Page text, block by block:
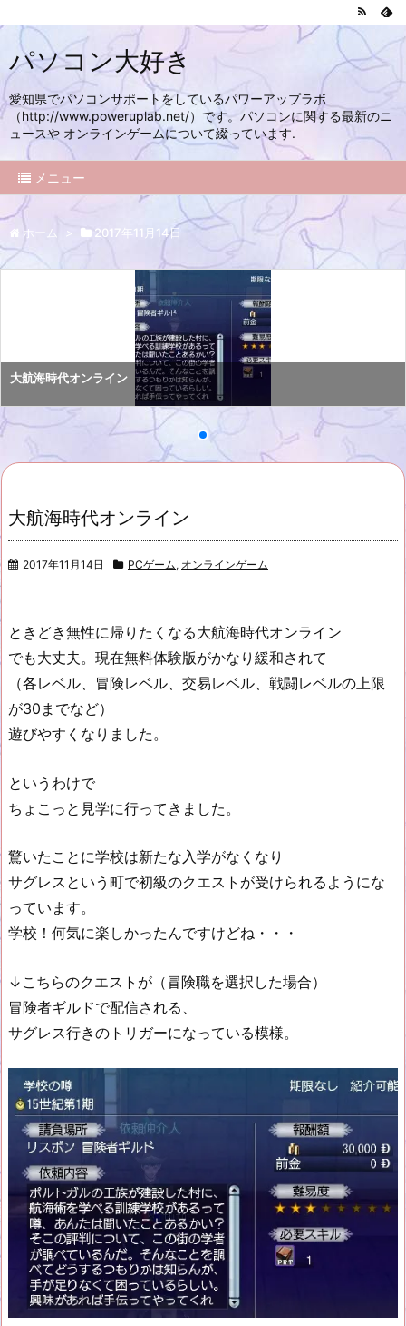
パソコン大好き
愛知県でパソコンサポートをしているパワーアップラボ
（http://www.poweruplab.net/）です。パソコンに関する最新のニ
ュースや オンラインゲームについて綴っています.
メニュー
ホーム > 2017年11月14日
大航海時代オンライン
大航海時代オンライン
2017年11月14日 PCゲーム, オンラインゲーム
ときどき無性に帰りたくなる大航海時代オンライン
でも大丈夫。現在無料体験版がかなり緩和されて
（各レベル、冒険レベル、交易レベル、戦闘レベルの上限
が30までなど）
遊びやすくなりました。
というわけで
ちょこっと見学に行ってきました。
驚いたことに学校は新たな入学がなくなり
サグレスという町で初級のクエストが受けられるようにな
っています。
学校！何気に楽しかったんですけどね・・・
↓こちらのクエストが（冒険職を選択した場合）
冒険者ギルドで配信される、
サグレス行きのトリガーになっている模様。